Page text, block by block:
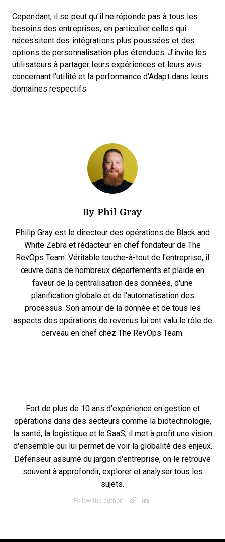
Cependant, il se peut qu'il ne réponde pas à tous les
besoins des entreprises, en particulier celles qui
nécessitent des intégrations plus poussées et des
options de personnalisation plus étendues. J'invite les
utilisateurs à partager leurs expériences et leurs avis
concernant l'utilité et la performance d'Adapt dans leurs
domaines respectifs.
By Phil Gray
Philip Gray est le directeur des opérations de Black and
White Zebra et rédacteur en chef fondateur de The
RevOps Team. Véritable touche-à-tout de l'entreprise, il
œuvre dans de nombreux départements et plaide en
faveur de la centralisation des données, d'une
planification globale et de l'automatisation des
processus. Son amour de la donnée et de tous les
aspects des opérations de revenus lui ont valu le rôle de
cerveau en chef chez The RevOps Team.
Fort de plus de 10 ans d'expérience en gestion et
opérations dans des secteurs comme la biotechnologie,
la santé, la logistique et le SaaS, il met à profit une vision
d'ensemble qui lui permet de voir la globalité des enjeux.
Défenseur assumé du jargon d'entreprise, on le retrouve
souvent à approfondir, explorer et analyser tous les
sujets.
Follow the author: Opens new